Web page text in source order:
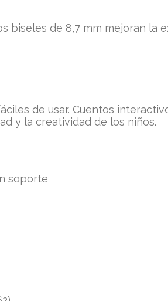
biseles de 8,7 mm mejoran la
de usar. Cuentos
y la creatividad de los niños.
soporte